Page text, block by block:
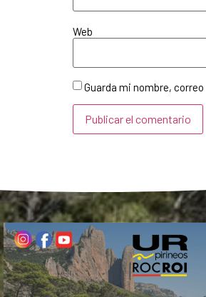
Web
Guarda mi nombre,